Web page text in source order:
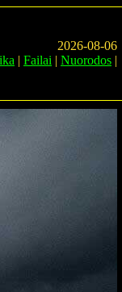
2026-08-06
| Failai | Nuorodos |